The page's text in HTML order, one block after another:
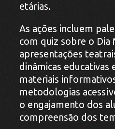
etárias.
As ações incluem
com quiz sobre o Dia
apresentações
dinâmicas educativas
materiais
metodologias
o engajamento dos
compreensão dos